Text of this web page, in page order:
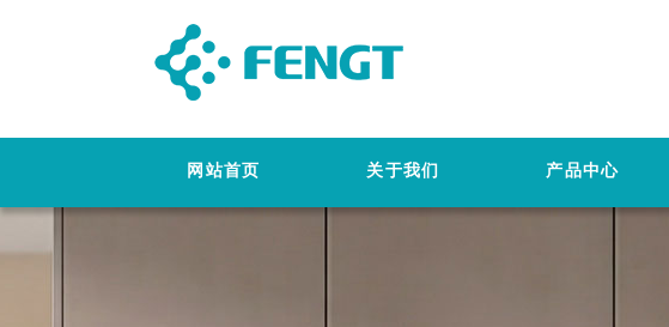
网站首页 关于我们 产品中心